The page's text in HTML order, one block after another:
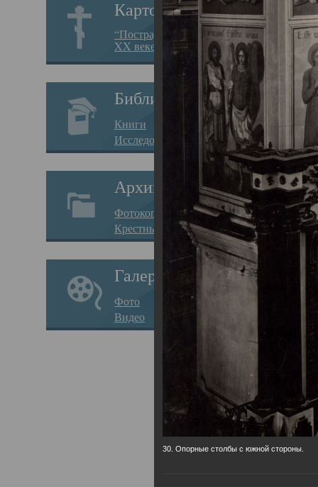
Картотека
“Пострадавшие за веру в
XX веке на Севере”
Библиотека
Книги
Исследования
Архив
Фотокопии дел
Крестные ходы
Галерея
Фото
Видео
30. Опорные столбы с южной стороны.